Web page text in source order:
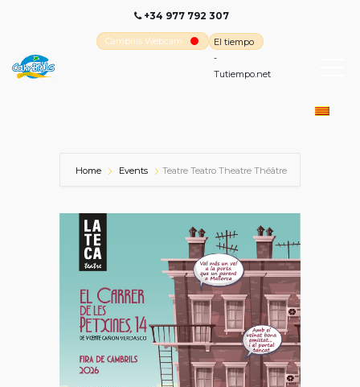
+34 977 792 307
Cambrils Webcam
El tiempo
-
Tutiempo.net
Home Events Teatre Teatro Theatre Théâtre